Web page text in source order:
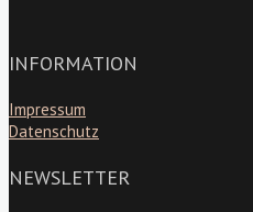
INFORMATION
Impressum
Datenschutz
NEWSLETTER